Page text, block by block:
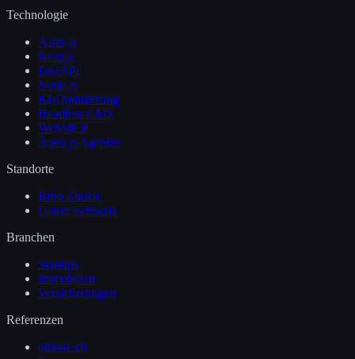
Technologie
Astro.js
Next.js
FastAPI
Node.js
KI-Optimierung
Headless CMS
WebMCP
Astro.js Agentur
Standorte
Büro Zürich
Ganze Schweiz
Branchen
Startups
Immobilien
Versicherungen
Referenzen
ottione.ch